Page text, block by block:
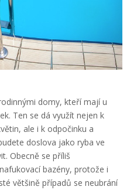
domy, kteří mají u
Ten se dá využít nejen k
ale i k odpočinku a
doslova jako ryba ve
Obecně se příliš
bazény, protože i
většině případů se neubrání